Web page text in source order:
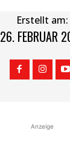
Erstellt am:
26. FEBRUAR
Anzeige